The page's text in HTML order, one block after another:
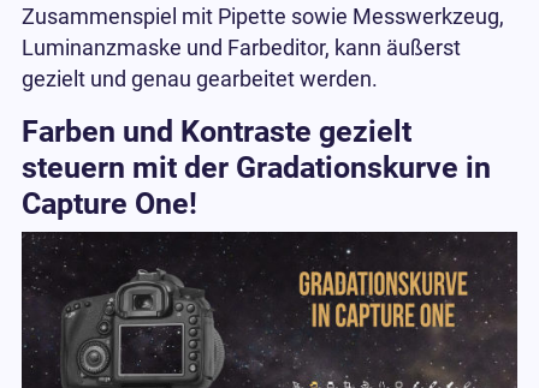
Zusammenspiel mit Pipette sowie Messwerkzeug,
Luminanzmaske und Farbeditor, kann äußerst
gezielt und genau gearbeitet werden.
Farben und Kontraste gezielt
steuern mit der Gradationskurve in
Capture One!